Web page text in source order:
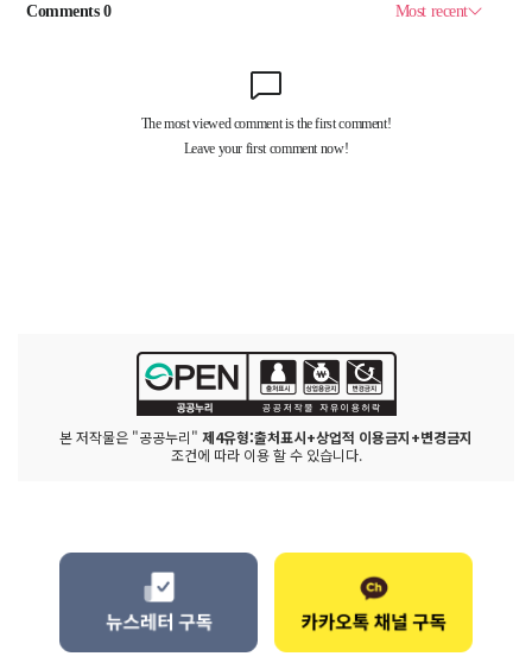
본 저작물은 "공공누리" 제4유형:출처표시+상업적 이용금지+변경금지
조건에 따라 이용 할 수 있습니다.